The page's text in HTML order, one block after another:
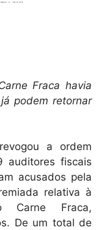
Fraca havia
podem retornar
a ordem
auditores fiscais
acusados pela
relativa à
Carne Fraca,
De um total de